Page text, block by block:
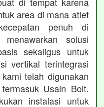
area di mana atlet
penuh di
solusi
sekaligus untuk
vertikal terintegrasi
telah digunakan
Usain Bolt.
instalasi untuk